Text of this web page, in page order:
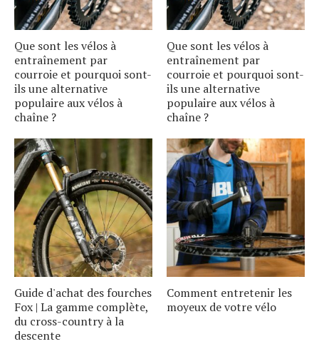
Que sont les vélos à
entraînement par
courroie et pourquoi sont-
ils une alternative
populaire aux vélos à
chaîne ?
Que sont les vélos à
entraînement par
courroie et pourquoi sont-
ils une alternative
populaire aux vélos à
chaîne ?
Guide d'achat des fourches
Fox | La gamme complète,
du cross-country à la
descente
Comment entretenir les
moyeux de votre vélo